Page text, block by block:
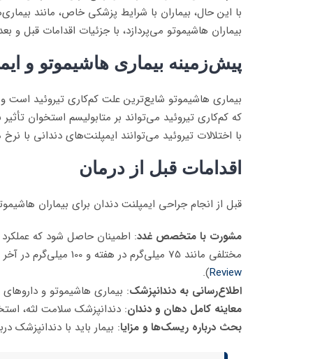
با این حال، بیماران با شرایط پزشکی خاص، مانند
بیماران هاشیموتو می‌پردازد، با جزئیات اقدامات قبل و
پیش‌زمینه بیماری هاشیموتو و
بیماری هاشیموتو شایع‌ترین علت کم‌کاری تیروئید
که کم‌کاری تیروئید می‌تواند بر متابولیسم استخوان
با اختلالات تیروئید می‌توانند ایمپلنت‌های دندانی با
اقدامات قبل از درمان
قبل از انجام جراحی ایمپلنت دندان برای بیماران
مشورت با متخصص غدد
مختلفی مانند 75 میلی‌گرم در هفته و 100 میلی‌گرم در آخر هفته گزارش شده است (
Review
).
اطلاع‌رسانی به دندانپزشک: بیماری هاشیموتو و
معاینه کامل دهان و دندان: دندانپزشک سلامت لثه،
بحث درباره ریسک‌ها و مزایا: بیمار باید با دندانپزشک